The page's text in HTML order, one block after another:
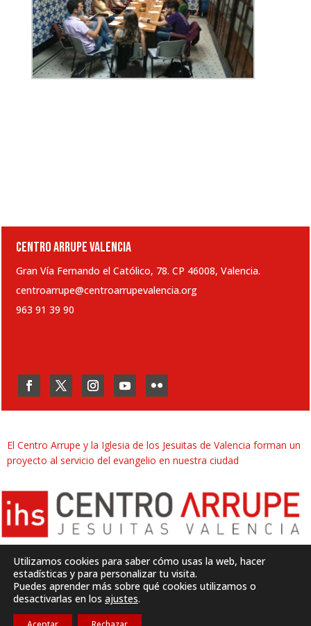
CENTRO ARRUPE VALENCIA
Gran Vía Fernando el Católico, 78. CP 46008, Valencia.
centroarrupe@centroarrupevalencia.org
963 91 39 90
El Centro Arrupe y la Iglesia de los Jesuitas de Valencia forman un
proyecto al servicio del evangelio en nuestra ciudad
Desarrollado porSJDigital
Utilizamos cookies para saber cómo usas la web, hacer
estadísticas y para personalizar tu visita.
Puedes aprender más sobre qué cookies utilizamos o
desactivarlas en los ajustes.